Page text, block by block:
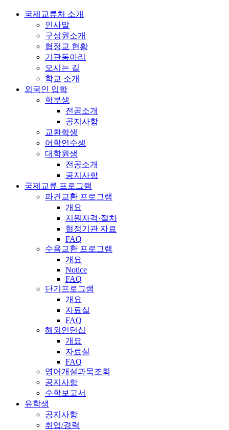
국제교류처 소개
인사말
구성원소개
협정교 현황
기관동아리
오시는 길
학교 소개
외국인 입학
학부생
전공소개
공지사항
교환학생
어학연수생
대학원생
전공소개
공지사항
국제교류 프로그램
파견교환 프로그램
개요
지원자격·절차
협정기관 자료
FAQ
수용교환 프로그램
개요
Notice
FAQ
단기프로그램
개요
자료실
FAQ
해외인턴십
개요
자료실
FAQ
영어개설과목조회
공지사항
수학보고서
유학생
공지사항
취업/경력